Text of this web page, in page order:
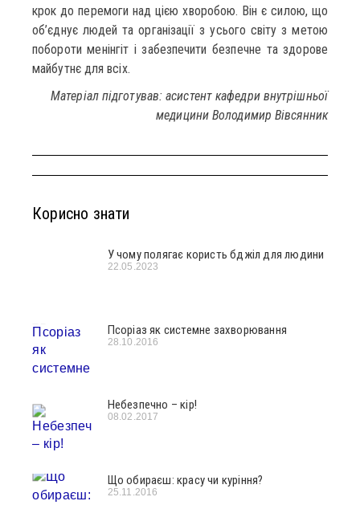
крок до перемоги над цією хворобою. Він є силою, що
об’єднує людей та організації з усього світу з метою
побороти менінгіт і забезпечити безпечне та здорове
майбутнє для всіх.
Матеріал підготував: асистент кафедри внутрішньої
медицини Володимир Вівсянник
Корисно знати
У чому полягає користь бджіл для людини
22.05.2023
Псоріаз як системне захворювання
28.10.2016
Небезпечно – кір!
08.02.2017
Що обираєш: красу чи куріння?
25.11.2016